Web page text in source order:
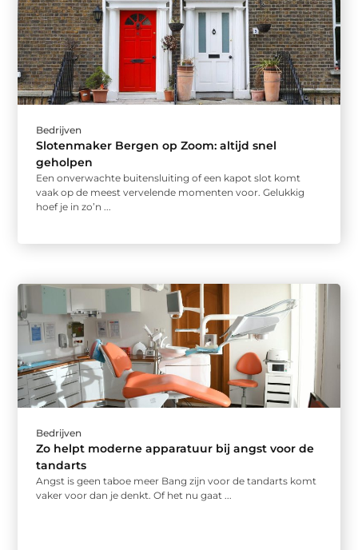
Bedrijven
Slotenmaker Bergen op Zoom: altijd snel
geholpen
Een onverwachte buitensluiting of een kapot slot komt
vaak op de meest vervelende momenten voor. Gelukkig
hoef je in zo’n ...
Bedrijven
Zo helpt moderne apparatuur bij angst voor de
tandarts
Angst is geen taboe meer Bang zijn voor de tandarts komt
vaker voor dan je denkt. Of het nu gaat ...